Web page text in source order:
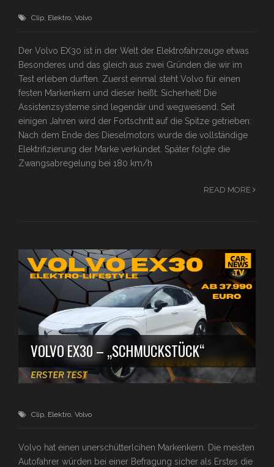
Clip, Elektro, Volvo
Der Volvo EX30 ist in der Welt der Elektrofahrzeuge etwas
Besonderes und das gleich aus zwei Gründen die wir im
Test erleben durften. Zuerst einmal steht Volvo für einen
festen Markenkern und dieser heißt: Sicherheit! Die
Assistenzsysteme sind legendär und wegweisend. Seit
einigen Jahren wird der Fortschritt auf die Spitze getrieben:
Nach dem Ende des Dieselmotors wurde die vollständige
Elektrifizierung der Marke verkündet. Später folgte die
Zwangsabregelung bei 180 km/h
READ MORE
VOLVO EX30 – „SCHMUCKSTÜCK“
Clip Elektro Volvo
Volvo hat einen unerschütterlcihen Markenkern. Die meisten
Autofahrer würden bei einer Befragung sicher als Erstes die